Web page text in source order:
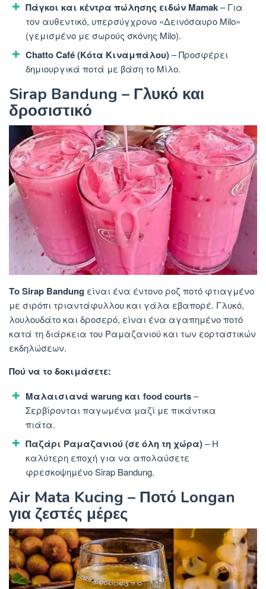
Πάγκοι και κέντρα πώλησης ειδών Mamak– Για
τον αυθεντικό, υπερσύγχρονο «Δεινόσαυρο Milo»
(γεμισμένο με σωρούς σκόνης Milo).
Chatto Café (Κότα Κιναμπάλου)– Προσφέρει
δημιουργικά ποτά με βάση το Μίλο.
Sirap Bandung – Γλυκό και
δροσιστικό
Το Sirap Bandung είναι ένα έντονο ροζ ποτό φτιαγμένο
με σιρόπι τριαντάφυλλου και γάλα εβαπορέ. Γλυκό,
λουλουδάτο και δροσερό, είναι ένα αγαπημένο ποτό
κατά τη διάρκεια του Ραμαζανιού και των εορταστικών
εκδηλώσεων.
Πού να το δοκιμάσετε:
Μαλαισιανά warung και food courts–
Σερβίρονται παγωμένα μαζί με πικάντικα
πιάτα.
Παζάρι Ραμαζανιού (σε όλη τη χώρα)– Η
καλύτερη εποχή για να απολαύσετε
φρεσκοψημένο Sirap Bandung.
Air Mata Kucing – Ποτό Longan
για ζεστές μέρες